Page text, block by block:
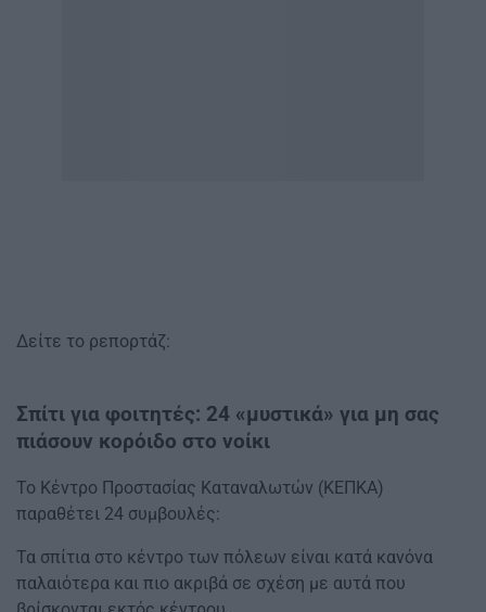
Δείτε το ρεπορτάζ:
Σπίτι για φοιτητές: 24 «μυστικά» για μη σας
πιάσουν κορόιδο στο νοίκι
Το Κέντρο Προστασίας Καταναλωτών (ΚΕΠΚΑ)
παραθέτει 24 συμβουλές:
Τα σπίτια στο κέντρο των πόλεων είναι κατά κανόνα
παλαιότερα και πιο ακριβά σε σχέση με αυτά που